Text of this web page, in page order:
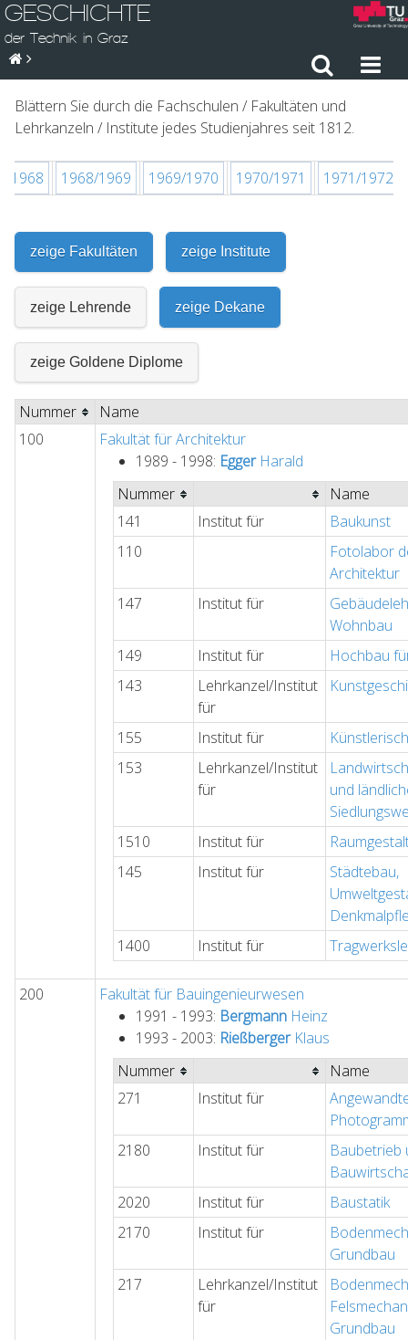
GESCHICHTE
der Technik in Graz
Blättern Sie durch die Fachschulen / Fakultäten und
Lehrkanzeln / Institute jedes Studienjahres seit 1812.
1968 1968/1969 1969/1970 1970/1971 1971/1972
zeige Fakultäten zeige Institute
zeige Lehrende zeige Dekane
zeige Goldene Diplome
Nummer
Name
100
Fakultät für Architektur
1989 - 1998: EggerHarald
Nummer
Name
141
Institut für
Baukunst
110
Fotolabor
Architektur
147
Institut für
Wohnbau
149
Institut für
Hochbau
143
Lehrkanzel/Institut
für
155 Institut für
153
Lehrkanzel/Institut
für
und
1510
Institut für
145
Institut für
Städtebau,
1400
Institut für
200
Fakultät für Bauingenieurwesen
1991 - 1993: Bergmann Heinz
1993 - 2003: RießbergerKlaus
Nummer
Name
271
Institut für
2180
Institut für
Baubetrieb
2020
Institut für
Baustatik
2170
Institut für
Grundbau
217
Lehrkanzel/Institut
für
Grundbau